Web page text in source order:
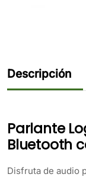
Descripción
Parlante
Bluetooth
Disfruta de audio